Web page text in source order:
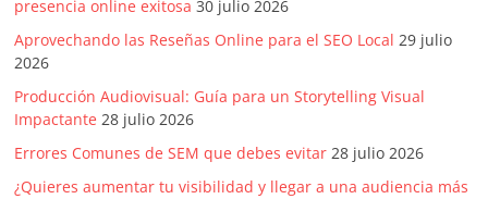
|
Revistas
de
presencia online exitosa 30 julio 2026
Aprovechando las Reseñas Online para el SEO Local 29 julio
2026
Producción Audiovisual: Guía para un Storytelling Visual
Impactante 28 julio 2026
Errores Comunes de SEM que debes evitar 28 julio 2026
¿Quieres aumentar tu visibilidad y llegar a una audiencia más